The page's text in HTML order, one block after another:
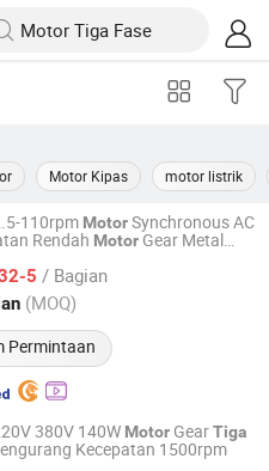
Motor Kipas motor listrik
110rpm MotorSynchronous AC
Rendah Motor Gear Metal
5 / Bagian
(MOQ)
Permintaan
mulai 2009
380V 140W Motor GearTiga
Kecepatan 1500rpm